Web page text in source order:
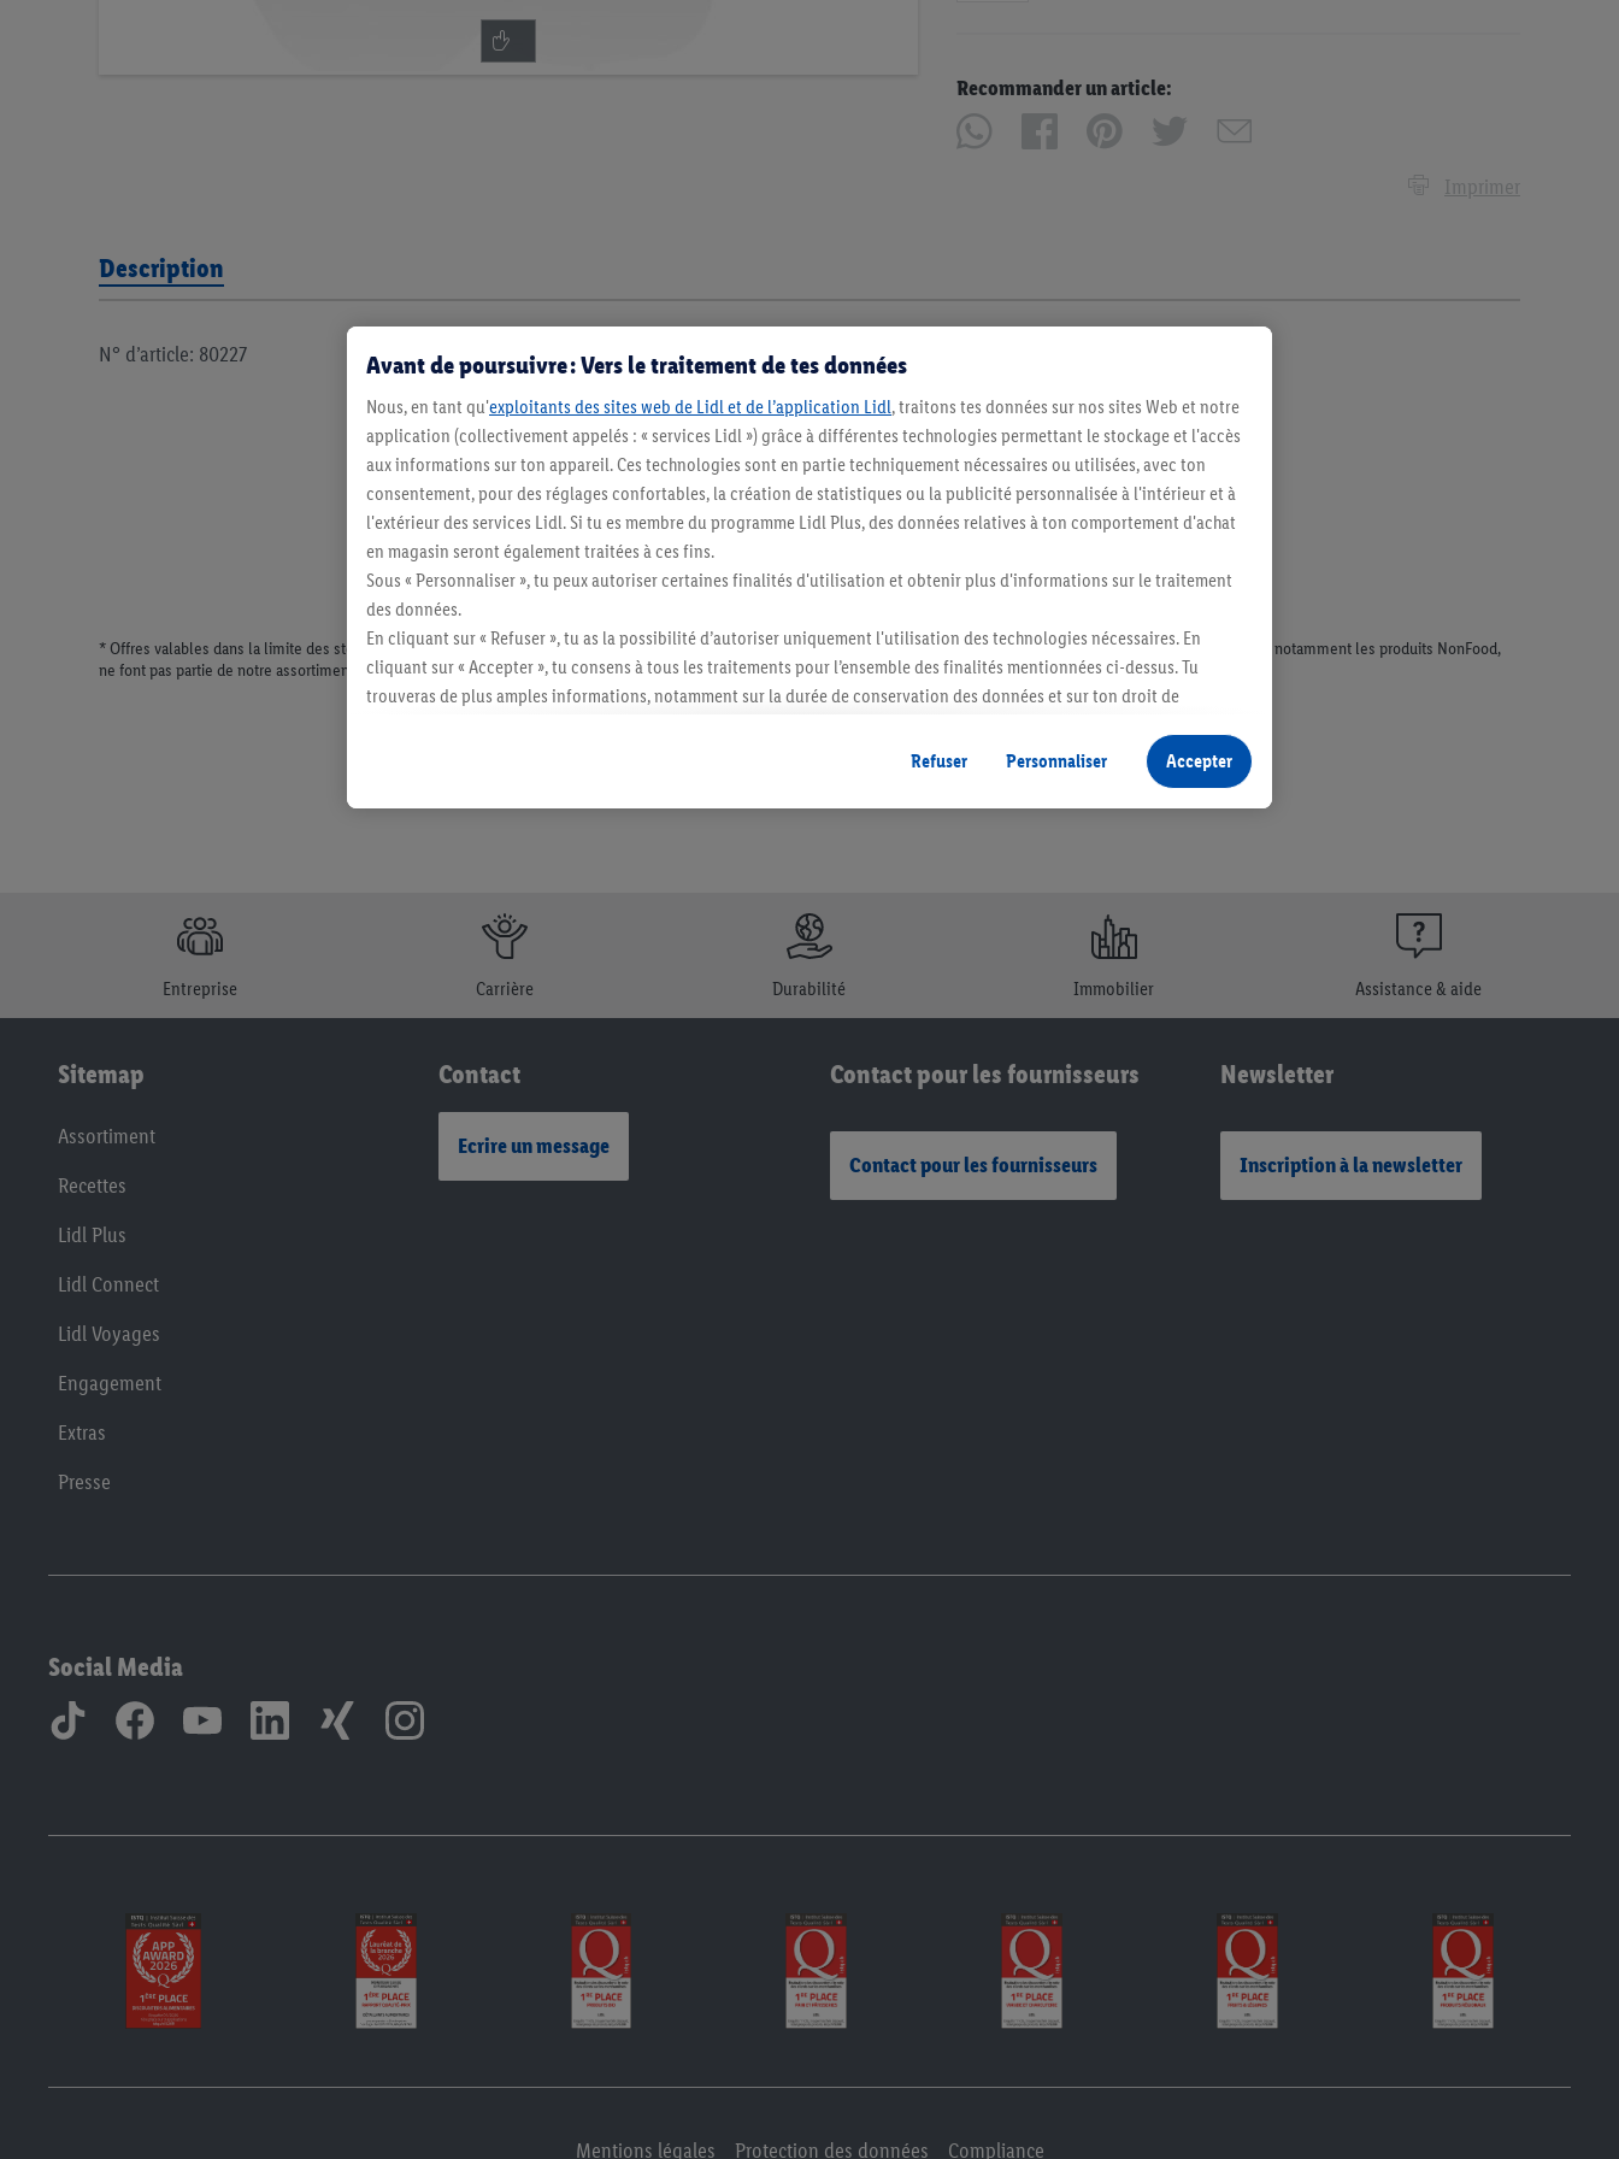
Recommander un article:
Imprimer
Description
N° d’article: 80227
* Offres valables dans la limite des stocks disponibles. Vente limitée à des quantités usuelles pour un ménage. Vendu sans décoration. Les produits faisant l'objet de la publicité, notamment les produits NonFood,
ne font pas partie de notre assortiment de produits permanents. Ill. semblables.
Entreprise Carrière Durabilité Immobilier Assistance & aide
Sitemap
Assortiment
Recettes
Lidl Plus
Lidl Connect
Lidl Voyages
Engagement
Extras
Presse
Contact
Ecrire un message
Contact pour les fournisseurs
Contact pour les fournisseurs
Newsletter
Inscription à la newsletter
Social Media
Mentions légales Protection des données Compliance
Avant de poursuivre : Vers le traitement de tes données
Nous, en tant qu'exploitants des sites web de Lidl et de l’application Lidl, traitons tes données sur nos sites Web et notre
application (collectivement appelés : « services Lidl ») grâce à différentes technologies permettant le stockage et l'accès
aux informations sur ton appareil. Ces technologies sont en partie techniquement nécessaires ou utilisées, avec ton
consentement, pour des réglages confortables, la création de statistiques ou la publicité personnalisée à l'intérieur et à
l'extérieur des services Lidl. Si tu es membre du programme Lidl Plus, des données relatives à ton comportement d'achat
en magasin seront également traitées à ces fins.
Sous « Personnaliser », tu peux autoriser certaines finalités d'utilisation et obtenir plus d'informations sur le traitement
des données.
En cliquant sur « Refuser », tu as la possibilité d’autoriser uniquement l'utilisation des technologies nécessaires. En
cliquant sur « Accepter », tu consens à tous les traitements pour l’ensemble des finalités mentionnées ci-dessus. Tu
trouveras de plus amples informations, notamment sur la durée de conservation des données et sur ton droit de
Refuser Personnaliser Accepter